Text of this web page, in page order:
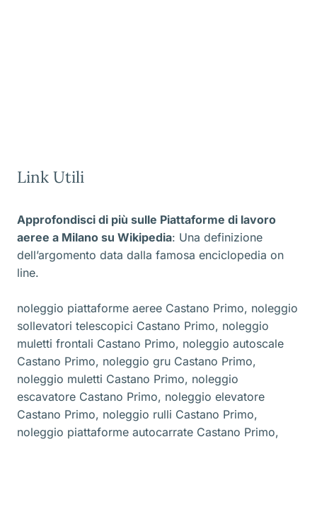
Link Utili
Approfondisci di più sulle Piattaforme di lavoro
aeree a Milano su Wikipedia: Una definizione
dell’argomento data dalla famosa enciclopedia on
line.
noleggio piattaforme aeree Castano Primo, noleggio
sollevatori telescopici Castano Primo, noleggio
muletti frontali Castano Primo, noleggio autoscale
Castano Primo, noleggio gru Castano Primo,
noleggio muletti Castano Primo, noleggio
escavatore Castano Primo, noleggio elevatore
Castano Primo, noleggio rulli Castano Primo,
noleggio piattaforme autocarrate Castano Primo,